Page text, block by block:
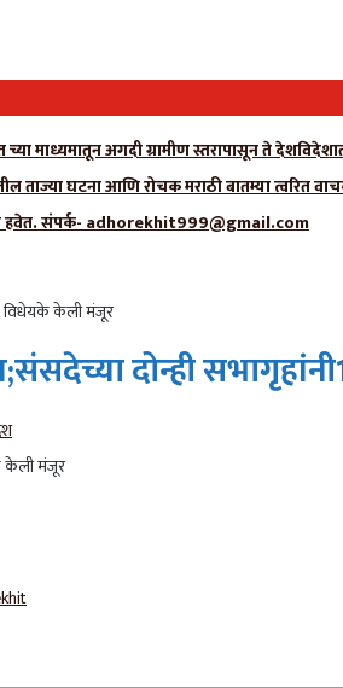
माध्यमातून अगदी ग्रामीण स्तरापासून ते
ताज्या घटना आणि रोचक मराठी बातम्या
हवेत. संपर्क- adhorekhit999@gmail.com
विधेयके केली मंजूर
दोन्ही